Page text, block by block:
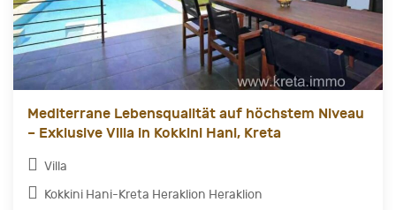
Mediterrane Lebensqualität auf höchstem Niveau
– Exklusive Villa in Kokkini Hani, Kreta
Villa
Kokkini Hani-Kreta Heraklion Heraklion